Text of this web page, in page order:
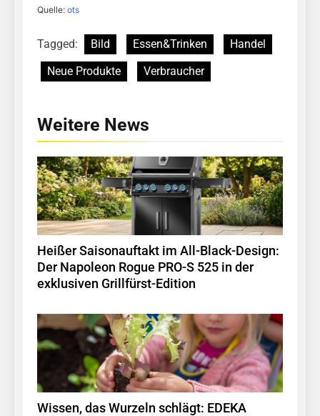
Quelle: ots
Tagged: Bild Essen&Trinken
Handel
Neue Produkte
Verbraucher
Weitere News
Heißer Saisonauftakt im All-Black-Design:
Der Napoleon Rogue PRO-S 525 in der
exklusiven Grillfürst-Edition
Wissen, das Wurzeln schlägt: EDEKA